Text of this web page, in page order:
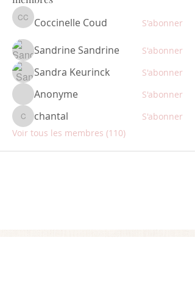
Coccinelle Coud
Coccinelle Coud S'abonner
Sandrine Sandrine S'abonner
Sandra Keurinck S'abonner
Anonyme S'abonner
chantalchantal
S'abonner
Voir tous les membres (110)